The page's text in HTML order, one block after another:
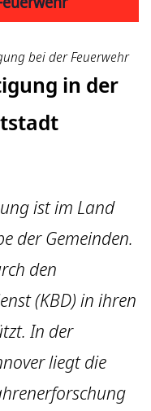
bei der Feuerwehr
in der
ist im Land
der Gemeinden.
den
(KBD) in ihren
In der
liegt die